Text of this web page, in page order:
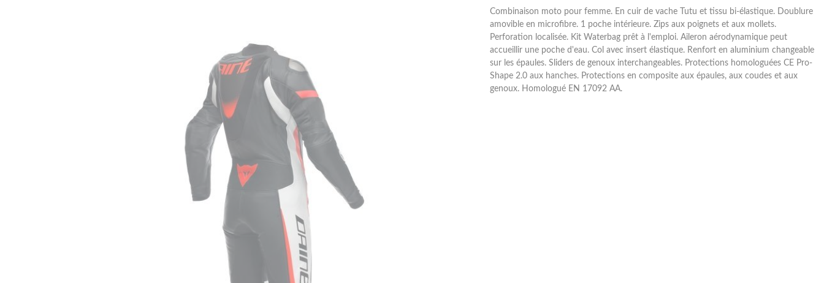
Combinaison moto pour femme. En cuir de vache Tutu et tissu bi-élastique. Doublure
amovible en microfibre. 1 poche intérieure. Zips aux poignets et aux mollets.
Perforation localisée. Kit Waterbag prêt à l'emploi. Aileron aérodynamique peut
accueillir une poche d'eau. Col avec insert élastique. Renfort en aluminium changeable
sur les épaules. Sliders de genoux interchangeables. Protections homologuées CE Pro-
Shape 2.0 aux hanches. Protections en composite aux épaules, aux coudes et aux
genoux. Homologué EN 17092 AA.